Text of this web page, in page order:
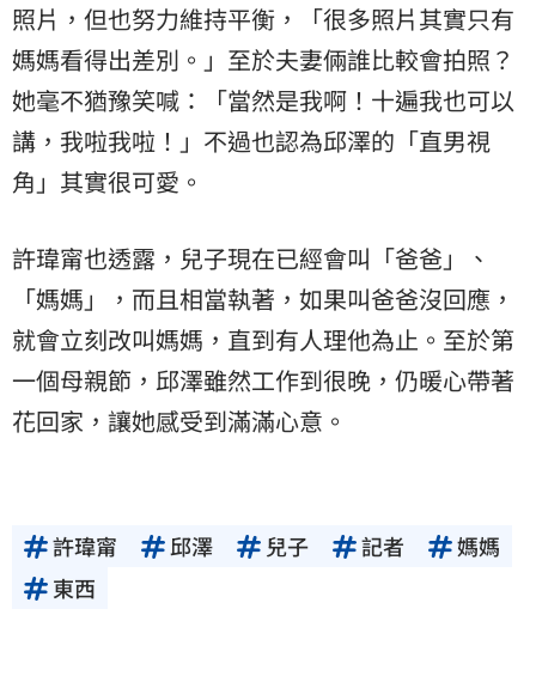
照片，但也努力維持平衡，「很多照片其實只有
媽媽看得出差別。」至於夫妻倆誰比較會拍照？
她毫不猶豫笑喊：「當然是我啊！十遍我也可以
講，我啦我啦！」不過也認為邱澤的「直男視
角」其實很可愛。
許瑋甯也透露，兒子現在已經會叫「爸爸」、
「媽媽」，而且相當執著，如果叫爸爸沒回應，
就會立刻改叫媽媽，直到有人理他為止。至於第
一個母親節，邱澤雖然工作到很晚，仍暖心帶著
花回家，讓她感受到滿滿心意。
許瑋甯 邱澤 兒子 記者
媽媽
東西